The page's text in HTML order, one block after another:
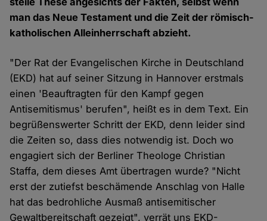
man das Neue Testament und die Zeit der römisch-
katholischen Alleinherrschaft abzieht.
"Der Rat der Evangelischen Kirche in Deutschland
(EKD) hat auf seiner Sitzung in Hannover erstmals
einen 'Beauftragten für den Kampf gegen
Antisemitismus' berufen", heißt es in dem Text. Ein
begrüßenswerter Schritt der EKD, denn leider sind
die Zeiten so, dass dies notwendig ist. Doch wo
engagiert sich der Berliner Theologe Christian
Staffa, dem dieses Amt übertragen wurde? "Nicht
erst der zutiefst beschämende Anschlag von Halle
hat das bedrohliche Ausmaß antisemitischer
Gewaltbereitschaft gezeigt", verrät uns EKD-